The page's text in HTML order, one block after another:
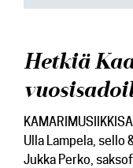
Hetkiä
Ulla Lampela, sello
Jukka Perko,